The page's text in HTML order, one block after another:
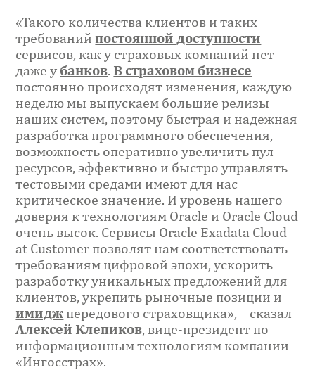
«Такого количества клиентов и таких
требований постоянной доступности
сервисов, как у страховых компаний нет
даже у банков. В страховом бизнесе
постоянно происходят изменения, каждую
неделю мы выпускаем большие релизы
наших систем, поэтому быстрая и надежная
разработка программного обеспечения,
возможность оперативно увеличить пул
ресурсов, эффективно и быстро управлять
тестовыми средами имеют для нас
критическое значение. И уровень нашего
доверия к технологиям Oracle и Oracle Cloud
очень высок. Сервисы Oracle Exadata Cloud
at Customer позволят нам соответствовать
требованиям цифровой эпохи, ускорить
разработку уникальных предложений для
клиентов, укрепить рыночные позиции и
имидж передового страховщика», – сказал
Алексей Клепиков, вице-президент по
информационным технологиям компании
«Ингосстрах».